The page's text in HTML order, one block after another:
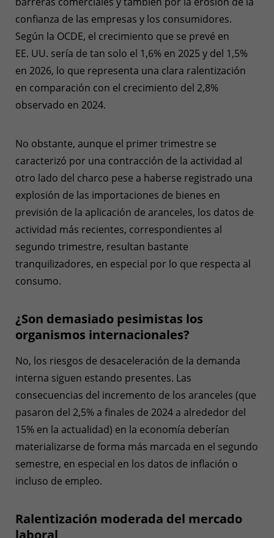
confianza de las empresas y los consumidores.
Según la OCDE, el crecimiento que se prevé en
EE. UU. sería de tan solo el 1,6% en 2025 y del 1,5%
en 2026, lo que representa una clara ralentización
en comparación con el crecimiento del 2,8%
observado en 2024.
No obstante, aunque el primer trimestre se
caracterizó por una contracción de la actividad al
otro lado del charco pese a haberse registrado una
explosión de las importaciones de bienes en
previsión de la aplicación de aranceles, los datos de
actividad más recientes, correspondientes al
segundo trimestre, resultan bastante
tranquilizadores, en especial por lo que respecta al
consumo.
¿Son demasiado pesimistas los
organismos internacionales?
No, los riesgos de desaceleración de la demanda
interna siguen estando presentes. Las
consecuencias del incremento de los aranceles (que
pasaron del 2,5% a finales de 2024 a alrededor del
15% en la actualidad) en la economía deberían
materializarse de forma más marcada en el segundo
semestre, en especial en los datos de inflación o
incluso de empleo.
Ralentización moderada del mercado
laboral